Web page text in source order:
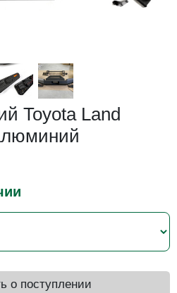
Toyota Land
о поступлении